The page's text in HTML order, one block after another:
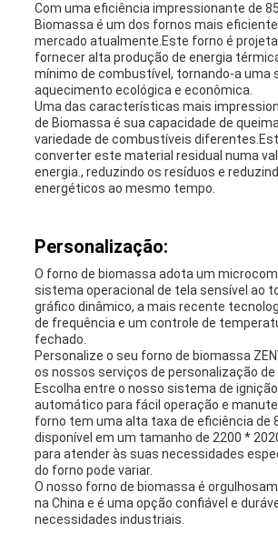
Com uma eficiência impressionante de
Biomassa é um dos fornos mais
mercado atualmente.Este forno é
fornecer alta produção de energia
mínimo de combustível, tornando-a uma
aquecimento ecológica e econômica.
Uma das características mais
de Biomassa é sua capacidade de
variedade de combustíveis
converter este material residual numa
energia., reduzindo os resíduos e
energéticos ao mesmo tempo.
Personalização:
O forno de biomassa adota um
sistema operacional de tela sensível ao
gráfico dinâmico, a mais recente
de frequência e um controle de
fechado.
Personalize o seu forno de biomassa
os nossos serviços de personalização
Escolha entre o nosso sistema de
automático para fácil operação e
forno tem uma alta taxa de eficiência de
disponível em um tamanho de 2200 *
para atender às suas necessidades
do forno pode variar.
O nosso forno de biomassa é
na China e é uma opção confiável e
necessidades industriais.